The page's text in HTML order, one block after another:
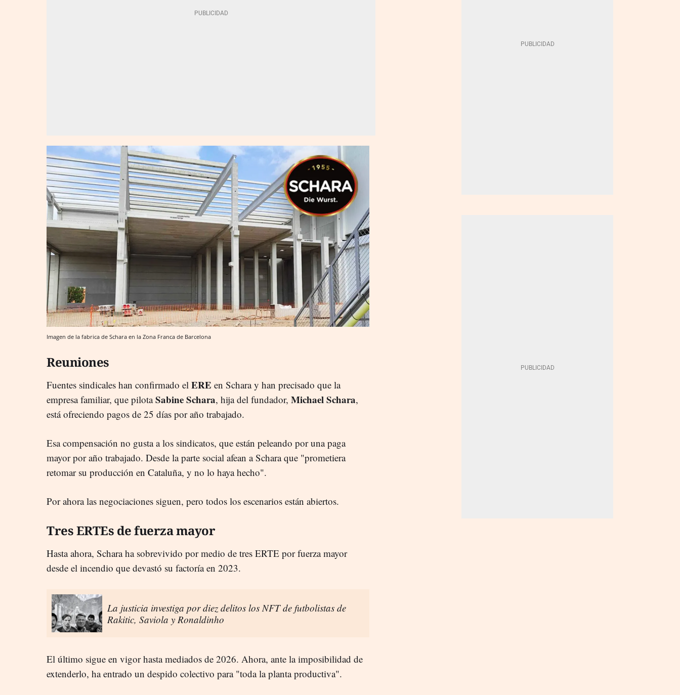
Imagen de la fabrica de Schara en la Zona Franca de Barcelona
Reuniones
Fuentes sindicales han confirmado el ERE en Schara y han precisado que la
empresa familiar, que pilotaSabine Schara, hija del fundador, Michael Schara,
está ofreciendo pagos de 25 días por año trabajado.
Esa compensación no gusta a los sindicatos, que están peleando por una paga
mayor por año trabajado. Desde la parte social afean a Schara que "prometiera
retomar su producción en Cataluña, y no lo haya hecho".
Por ahora las negociaciones siguen, pero todos los escenarios están abiertos.
Tres ERTEs de fuerza mayor
Hasta ahora, Schara ha sobrevivido por medio de tres ERTE por fuerza mayor
desde el incendio que devastó su factoría en 2023.
La justicia investiga por diez delitos los NFT de futbolistas de
Rakitic, Saviola y Ronaldinho
El último sigue en vigor hasta mediados de 2026. Ahora, ante la imposibilidad de
extenderlo, ha entrado un despido colectivo para "toda la planta productiva".